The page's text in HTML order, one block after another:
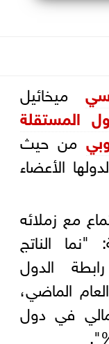
ميخائيل
المستقلة
من حيث
الأعضاء
مع زملائه
الناتج
الدول
3.8% في العام الماضي،
في دول